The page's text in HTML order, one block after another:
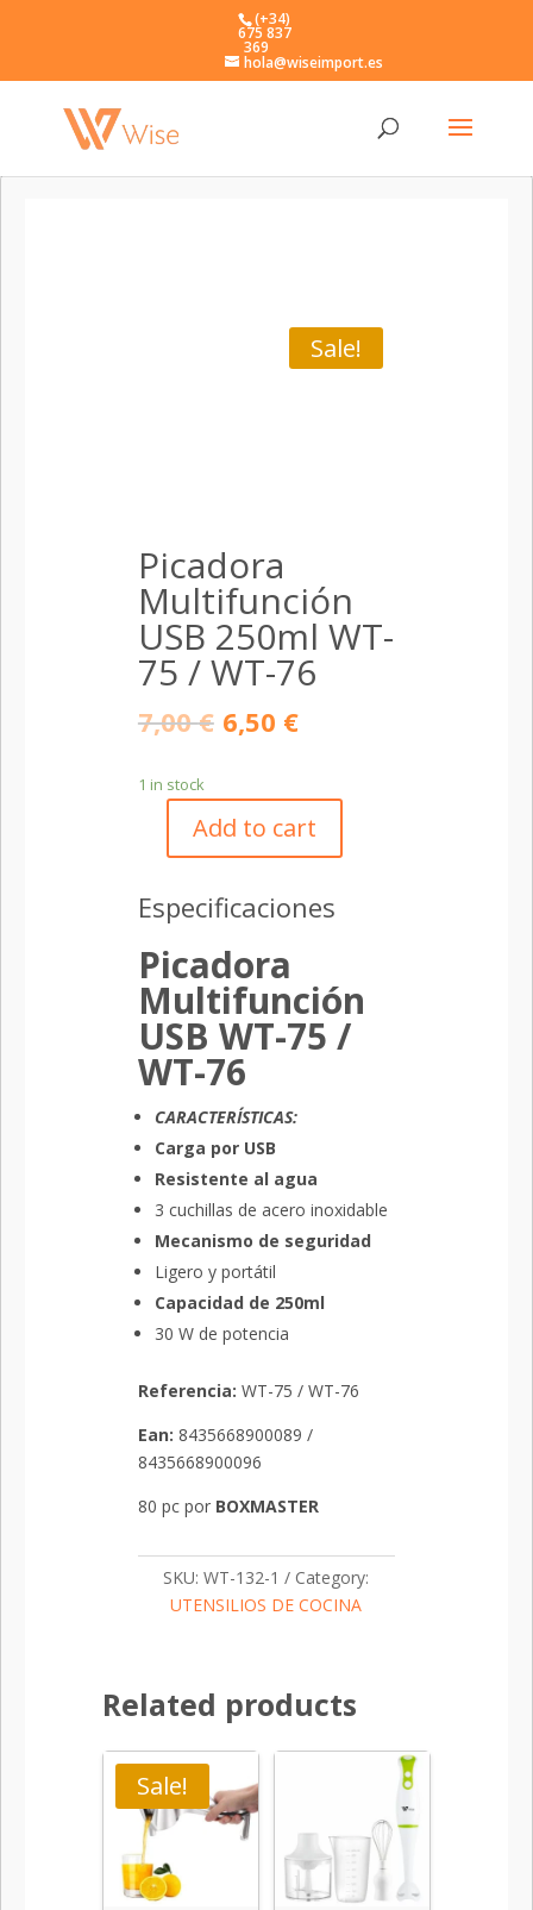
(+34)
675 837
369
hola@wiseimport.es
Sale!
Picadora
Multifunción
USB 250ml WT-
75 / WT-76
7,00€ 6,50 €
1 in stock
Picadora
USB
250ml
WT-
75
WT-
76
quantity
Add to cart
Especificaciones
Picadora
Multifunción
USB WT-75 /
WT-76
CARACTERÍSTICAS:
Carga por USB
Resistente al agua
3 cuchillas de acero inoxidable
Mecanismo de seguridad
Ligero y portátil
Capacidad de 250ml
30 W de potencia
Referencia: WT-75 / WT-76
Ean: 8435668900089 /
8435668900096
80 pc por BOXMASTER
SKU:WT-132-1
Category:
UTENSILIOS DE COCINA
Related products
Sale!